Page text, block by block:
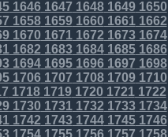
16461647 164816491650
16581659166016611662
167016711672 16731674
1682 1683168416851686
1694169516961697 1698
17061707 170817091710
17181719172017211722
173017311732 17331734
1742 1743174417451746
1754175517561757 1758